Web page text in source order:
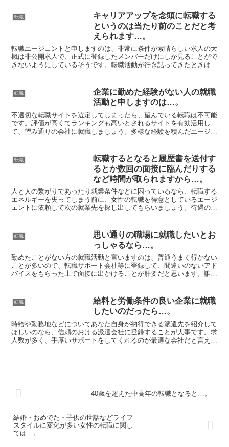
転職
キャリアアップを念頭に転職する
というのは当たり前のことだと考
えられます…。
転職エージェントと申しますのは、非常に条件が素晴らしい求人の大
概は非公開求人で、正式に登録したメンバーだけにしか見ることがで
きないようにしているそうです。転職活動が行き詰ってきたときは、
転職
企業に勤めた経験がない人の就職
活動と申しますのは…。
不適切な転職サイトを選定してしまったら、望んでいる転職は不可能
です。評価が高くてランキングも高いとされるサイトを有効活用し
て、望み通りの会社に就職しましょう。多様な経験を積んだエージェ
転職
転職するとなると履歴書を送付す
るとか数回の面接に臨んだりする
など時間が取られますから…。
人と人の繋がりであったり就業条件などに困っているなら、転職する
エネルギーを失ってしまう前に、女性の転職を得意としているエージ
ェントに依頼して次の就業先を探し出してもらいましょう。待遇の良
転職
思い通りの職場に就職したいとお
っしゃるなら…。
勤めたことがない方の就職活動と言いますのは、普通うまく行かない
ことが多いので、転職サポート会社等に登録して、間違いのないアド
バイスをもらった上で面接に出かけることが肝要だと思います。誰も
転職
給料と労働条件の良い企業に就職
したいのだったら…。
時給や勤務地などについてあなた自身が納得できる派遣先を紹介して
ほしいのなら、信頼のおける派遣会社に登録することが大事です。求
人数が多く、手厚いサポートをしてくれるのが最適な会社だと言えま
40歳を超えた中高年の転職となると…。
結婚・おめでた・子供の世話などライフ
スタイルに変化が多い女性の転職に関し
ては…。